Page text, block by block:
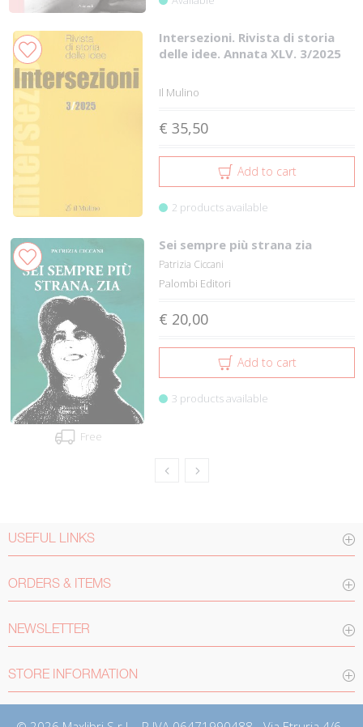
Intersezioni. Rivista di storia
delle idee. Annata XLV. 3/2025
Il Mulino
€ 35,50
Add to cart
2 products available
Free
Sei sempre più strana zia
Patrizia Ciccani
Palombi Editori
€ 20,00
Add to cart
3 products available
USEFUL LINKS
ORDERS & ITEMS
NEWSLETTER
STORE INFORMATION